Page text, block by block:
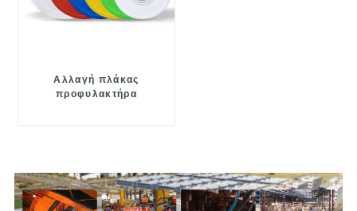
Αλλαγή πλάκας
προφυλακτήρα